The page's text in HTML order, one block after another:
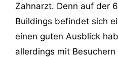
Zahnarzt. Denn auf der
Buildings befindet sich
einen guten Ausblick
allerdings mit